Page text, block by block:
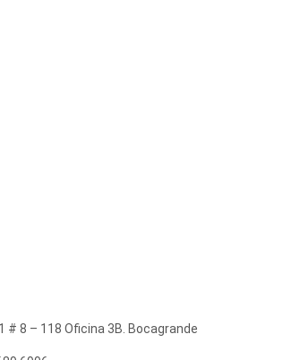
# 8 – 118 Oficina 3B. Bocagrande